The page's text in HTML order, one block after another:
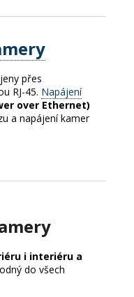
přes
RJ-45. Napájení
over Ethernet)
a napájení kamer
i interiéru a
do všech